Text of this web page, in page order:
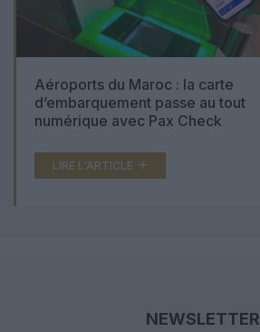
Aéroports du Maroc : la carte
d’embarquement passe au tout
numérique avec Pax Check
LIRE L'ARTICLE
NEWSLETTER